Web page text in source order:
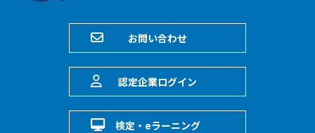
お問い合わせ
認定企業ログイン
検定・eラーニング